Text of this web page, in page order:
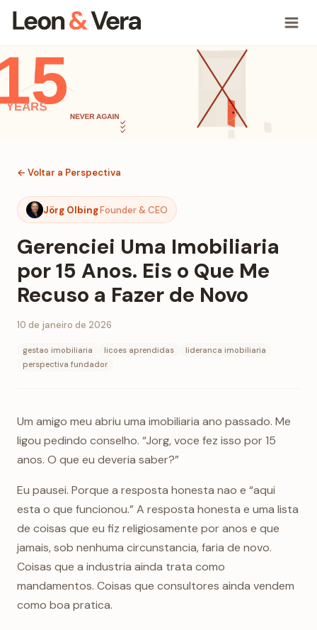
← Voltar a Perspectiva
Jörg OlbingFounder & CEO
Gerenciei Uma Imobiliaria
por 15 Anos. Eis o Que Me
Recuso a Fazer de Novo
10 de janeiro de 2026
gestao imobiliaria licoes aprendidas
lideranca imobiliaria
perspectiva fundador
Um amigo meu abriu uma imobiliaria ano passado. Me
ligou pedindo conselho. “Jorg, voce fez isso por 15
anos. O que eu deveria saber?”
Eu pausei. Porque a resposta honesta nao e “aqui
esta o que funcionou.” A resposta honesta e uma lista
de coisas que eu fiz religiosamente por anos e que
jamais, sob nenhuma circunstancia, faria de novo.
Coisas que a industria ainda trata como
mandamentos. Coisas que consultores ainda vendem
como boa pratica.